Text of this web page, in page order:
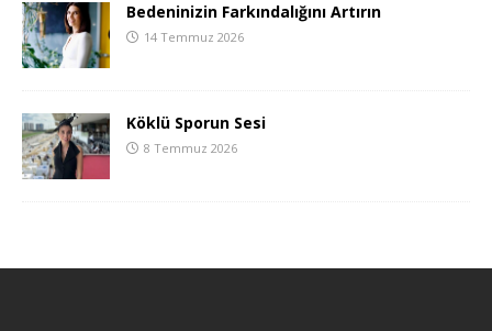
Bedeninizin Farkındalığını Artırın
14 Temmuz 2026
Köklü Sporun Sesi
8 Temmuz 2026